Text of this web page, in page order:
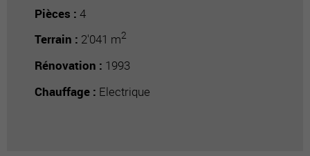
Pièces : 4
Terrain : 2'041 m2
Rénovation : 1993
Chauffage : Electrique